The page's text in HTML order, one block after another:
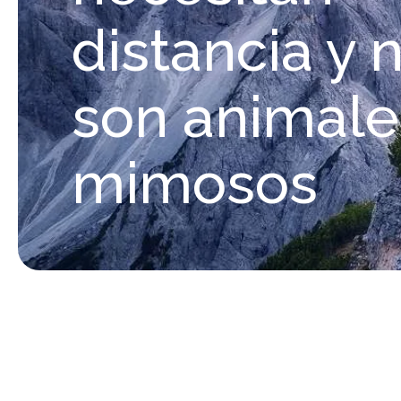
distancia y
son
mimosos